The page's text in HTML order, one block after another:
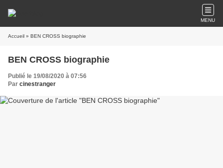
MENU
Accueil » BEN CROSS biographie
BEN CROSS biographie
Publié le 19/08/2020 à 07:56
Par cinestranger